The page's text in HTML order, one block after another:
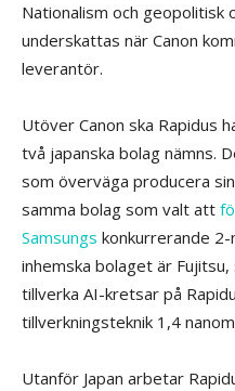
Nationalism och geopolitisk
underskattas när Canon
leverantör.
Utöver Canon ska Rapidus
två japanska bolag nämns.
som överväga producera
samma bolag som valt att
Samsungs konkurrerande
inhemska bolaget är
tillverka AI-kretsar på
tillverkningsteknik 1,4
Utanför Japan arbetar